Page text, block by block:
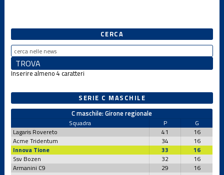
CERCA
Inserire almeno 4 caratteri
SERIE C MASCHILE
C maschile: Girone regionale
Squadra P
G
Lagaris Rovereto
41
16
Acme Tridentum
34
16
Innova Tione
33
16
Ssv Bozen
32
16
Armanini C9
29
16